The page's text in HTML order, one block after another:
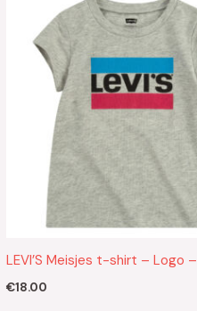
LEVI’S Meisjes t-shirt – Logo
€18.00